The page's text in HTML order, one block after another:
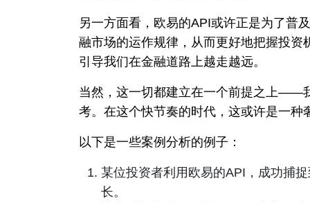
另一方面看，欧易的API或许正是为了普
融市场的运作规律，从而更好地把握投资
引导我们在金融道路上越走越远。
当然，这一切都建立在一个前提之上——
考。在这个快节奏的时代，这或许是一种
以下是一些案例分析的例子：
某位投资者利用欧易的API，成功捕
长。